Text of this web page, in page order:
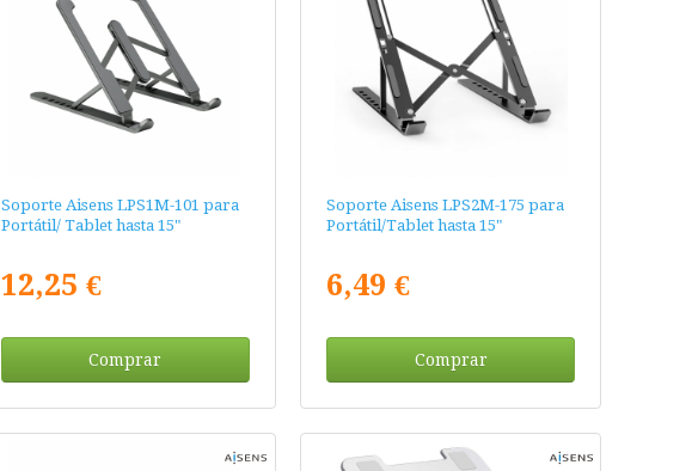
Soporte Aisens LPS1M-101 para
Portátil/ Tablet hasta 15"
12,25 €
Comprar
Soporte Aisens LPS2M-175 para
Portátil/Tablet hasta 15"
6,49 €
Comprar